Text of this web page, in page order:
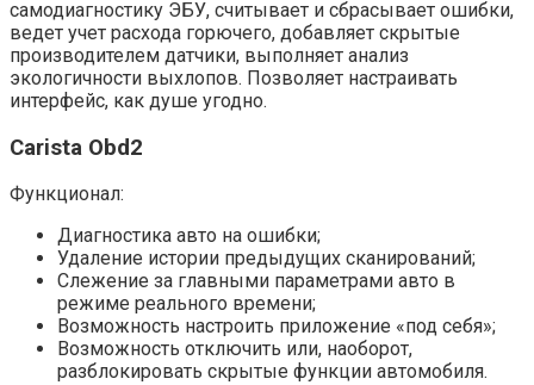
самодиагностику ЭБУ, считывает и сбрасывает ошибки,
ведет учет расхода горючего, добавляет скрытые
производителем датчики, выполняет анализ
экологичности выхлопов. Позволяет настраивать
интерфейс, как душе угодно.
Carista Obd2
Функционал:
Диагностика авто на ошибки;
Удаление истории предыдущих сканирований;
Слежение за главными параметрами авто в
режиме реального времени;
Возможность настроить приложение «под себя»;
Возможность отключить или, наоборот,
разблокировать скрытые функции автомобиля.